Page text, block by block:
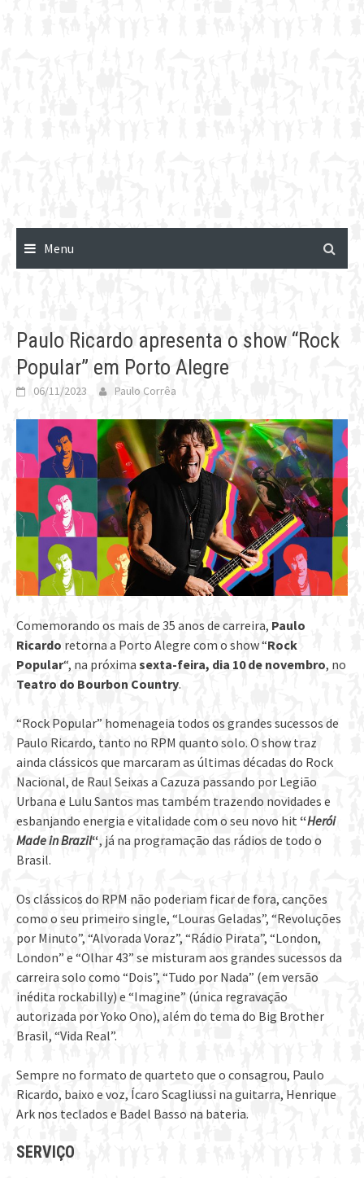
Menu
Paulo Ricardo apresenta o show “Rock
Popular” em Porto Alegre
06/11/2023 Paulo Corrêa
Comemorando os mais de 35 anos de carreira, Paulo
Ricardo retorna a Porto Alegre com o show “Rock
Popular“, na próxima sexta-feira, dia 10 de novembro, no
Teatro do Bourbon Country.
“Rock Popular” homenageia todos os grandes sucessos de
Paulo Ricardo, tanto no RPM quanto solo. O show traz
ainda clássicos que marcaram as últimas décadas do Rock
Nacional, de Raul Seixas a Cazuza passando por Legião
Urbana e Lulu Santos mas também trazendo novidades e
esbanjando energia e vitalidade com o seu novo hit “Herói
Made in Brazil“, já na programação das rádios de todo o
Brasil.
Os clássicos do RPM não poderiam ficar de fora, canções
como o seu primeiro single, “Louras Geladas”, “Revoluções
por Minuto”, “Alvorada Voraz”, “Rádio Pirata”, “London,
London” e “Olhar 43” se misturam aos grandes sucessos da
carreira solo como “Dois”, “Tudo por Nada” (em versão
inédita rockabilly) e “Imagine” (única regravação
autorizada por Yoko Ono), além do tema do Big Brother
Brasil, “Vida Real”.
Sempre no formato de quarteto que o consagrou, Paulo
Ricardo, baixo e voz, Ícaro Scagliussi na guitarra, Henrique
Ark nos teclados e Badel Basso na bateria.
SERVIÇO